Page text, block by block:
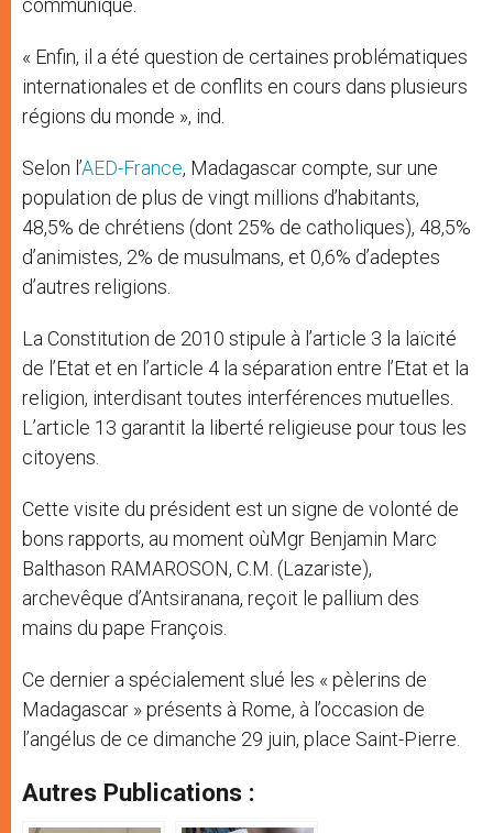
communiqué.
« Enfin, il a été question de certaines problématiques
internationales et de conflits en cours dans plusieurs
régions du monde », ind.
Selon l’AED-France, Madagascar compte, sur une
population de plus de vingt millions d’habitants,
48,5% de chrétiens (dont 25% de catholiques), 48,5%
d’animistes, 2% de musulmans, et 0,6% d’adeptes
d’autres religions.
La Constitution de 2010 stipule à l’article 3 la laïcité
de l’Etat et en l’article 4 la séparation entre l’Etat et la
religion, interdisant toutes interférences mutuelles.
L’article 13 garantit la liberté religieuse pour tous les
citoyens.
Cette visite du président est un signe de volonté de
bons rapports, au moment oùMgr Benjamin Marc
Balthason RAMAROSON, C.M. (Lazariste),
archevêque d’Antsiranana, reçoit le pallium des
mains du pape François.
Ce dernier a spécialement slué les « pèlerins de
Madagascar » présents à Rome, à l’occasion de
l’angélus de ce dimanche 29 juin, place Saint-Pierre.
Autres Publications :